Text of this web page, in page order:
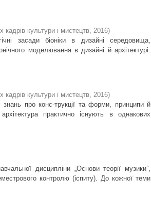
кадрів культури і мистецтв, 2016)
засади біоніки в дизайні середовища,
моделювання в дизайні й архітектурі.
кадрів культури і мистецтв, 2016)
знань про конс-трукції та форми, принципи й
практично існують в однакових
дисципліни „Основи теорії музики”,
контролю (іспиту). До кожної теми